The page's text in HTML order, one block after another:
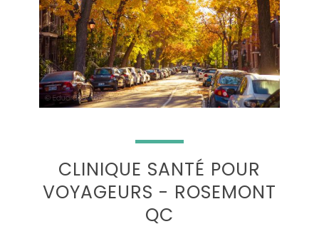
CLINIQUE SANTÉ POUR
VOYAGEURS - ROSEMONT
QC